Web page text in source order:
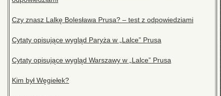
Czy znasz Lalkę Bolesława Prusa? – test z odpowiedziami
Cytaty opisujące wygląd Paryża w „Lalce” Prusa
Cytaty opisujące wygląd Warszawy w „Lalce” Prusa
Kim był Węgiełek?